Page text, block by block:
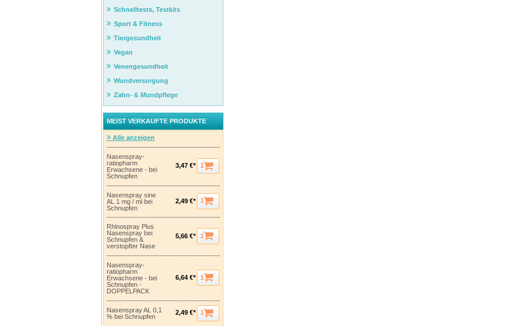
Schnelltests, Testkits
Sport & Fitness
Tiergesundheit
Vegan
Venengesundheit
Wundversorgung
Zahn- & Mundpflege
MEIST VERKAUFTE PRODUKTE
Alle anzeigen
Nasenspray-
ratiopharm
Erwachsene - bei
Schnupfen
3,47 €* 1
Nasenspray sine
AL 1 mg / ml bei
Schnupfen
2,49 €* 1
Rhinospray Plus
Nasenspray bei
Schnupfen &
verstopfter Nase
5,66 €* 1
Nasenspray-
ratiopharm
Erwachsene - bei
Schnupfen -
DOPPELPACK
6,64 €* 1
Nasenspray AL 0,1
% bei Schnupfen
2,49 €* 1